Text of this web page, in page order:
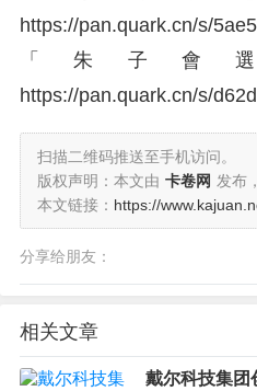
https://pan.quark.cn/s/
「朱子會
https://pan.quark.cn/s/
扫描二维码推送至手机访问。
版权声明：本文由 卡卷网 发布
本文链接： https://
分享给朋友：
相关文章
戴尔科技集团